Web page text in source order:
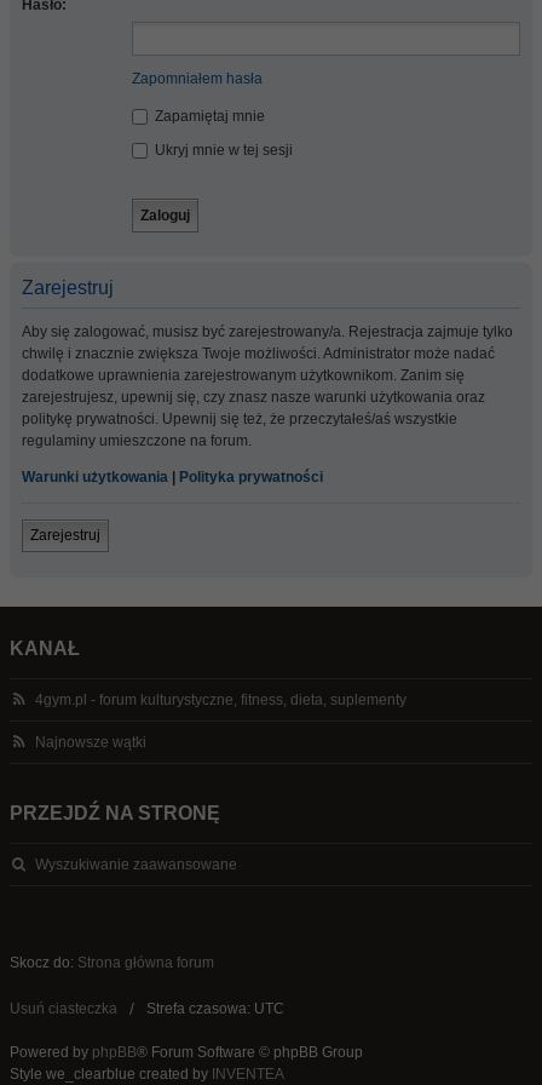
Hasło:
Zapomniałem hasła
Zapamiętaj mnie
Ukryj mnie w tej sesji
Zarejestruj
Aby się zalogować, musisz być zarejestrowany/a. Rejestracja zajmuje tylko
chwilę i znacznie zwiększa Twoje możliwości. Administrator może nadać
dodatkowe uprawnienia zarejestrowanym użytkownikom. Zanim się
zarejestrujesz, upewnij się, czy znasz nasze warunki użytkowania oraz
politykę prywatności. Upewnij się też, że przeczytałeś/aś wszystkie
regulaminy umieszczone na forum.
Warunki użytkowania Polityka prywatności
Zarejestruj
KANAŁ
4gym.pl - forum kulturystyczne, fitness, dieta, suplementy
Najnowsze wątki
PRZEJDŹ NA STRONĘ
Wyszukiwanie zaawansowane
Skocz do: Strona główna forum
Usuń ciasteczka Strefa czasowa: UTC
Powered by phpBB® Forum Software © phpBB Group
Style we_clearblue created by INVENTEA